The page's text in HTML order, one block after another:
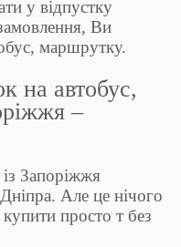
у відпустку
Ви
маршрутку.
на автобус,
–
Запоріжжя
Але це нічого
просто т без